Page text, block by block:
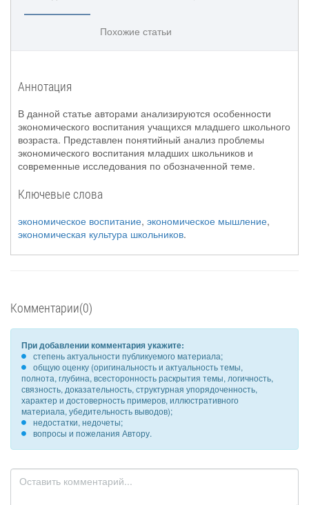
Похожие статьи
Аннотация
В данной статье авторами анализируются особенности
экономического воспитания учащихся младшего школьного
возраста. Представлен понятийный анализ проблемы
экономического воспитания младших школьников и
современные исследования по обозначенной теме.
Ключевые слова
экономическое воспитание, экономическое мышление,
экономическая культура школьников.
Комментарии(0)
При добавлении комментария укажите:
степень актуальности публикуемого материала;
общую оценку (оригинальность и актуальность темы,
полнота, глубина, всесторонность раскрытия темы, логичность,
связность, доказательность, структурная упорядоченность,
характер и достоверность примеров, иллюстративного
материала, убедительность выводов);
недостатки, недочеты;
вопросы и пожелания Автору.